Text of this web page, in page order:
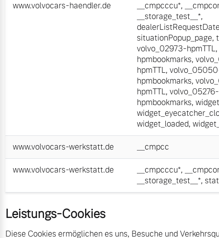
www.volvocars-haendler.de __cmpcccu*,
__storage_test__*,
situationPopup_page,
volvo_02973-hpmTTL
hpmbookmarks,
hpmTTL,
hpmbookmarks,
hpmTTL,volvo_05276-
hpmbookmarks,
widget_loaded,
www.volvocars-werkstatt.de __cmpcc
www.volvocars-werkstatt.de __cmpcccu*,
__storage_test__*,
Leistungs-Cookies
Diese Cookies ermöglichen es uns, Besuche und